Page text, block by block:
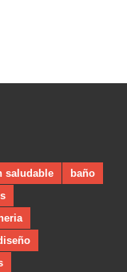
saludable
baño